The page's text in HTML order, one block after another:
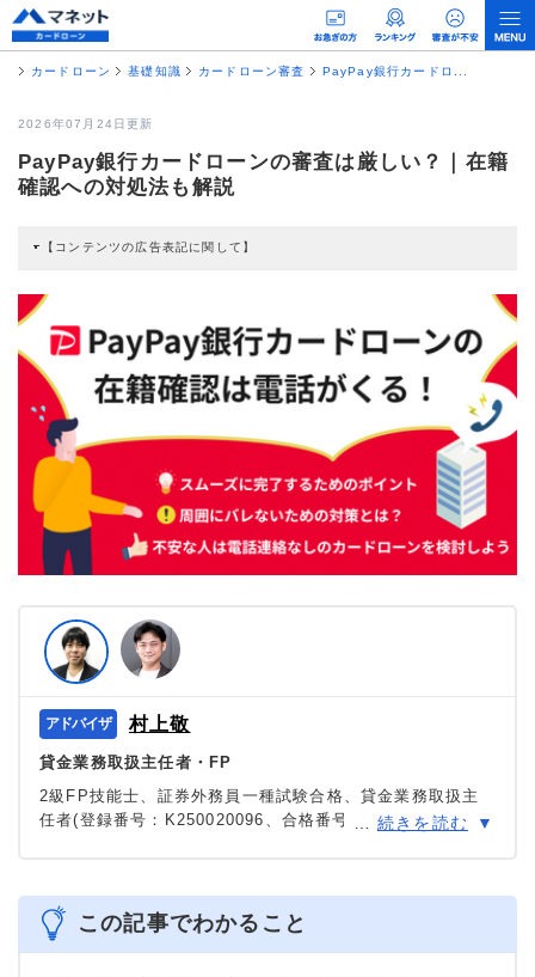
カードローン 基礎知識 カードローン審査 PayPay銀行カードロ...
2026年07月24日更新
PayPay銀行カードローンの審査は厳しい？｜在籍
確認への対処法も解説
【コンテンツの広告表記に関して】
すると弊社に対して企業から紹介報酬が支払われるという収益モデルです。 た
だし、特定の商品を根拠なくPRするものではなく、当編集部の調査／ユーザー
への口コミ収集などに基づき、公平性を担保した情報提供を行っています。
>提携企業一覧
村上敬
貸金業務取扱主任者・FP
2級FP技能士、証券外務員一種試験合格、貸金業務取扱主
任者(登録番号：K250020096、合格番号：第F241000177
ン、FX、不動産、保険など、多くの金融領域における情報
メディアの編集・監修に携わり、実績は計2000本以上。ロ
ーン利用者へのインタビューなども多数実施し、専門知識
続きを読む
この記事でわかること